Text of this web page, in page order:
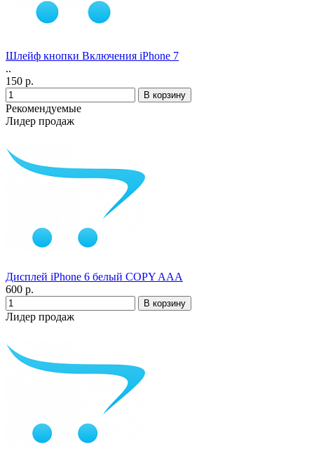
Шлейф кнопки Включения iPhone 7
..
150 р.
Рекомендуемые
Лидер продаж
Дисплей iPhone 6 белый COPY AAA
600 р.
Лидер продаж